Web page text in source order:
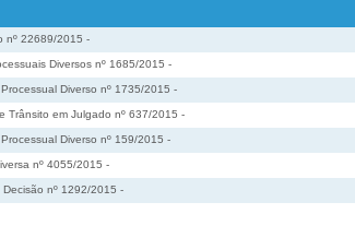
nº 22689/2015 -
Diversos nº 1685/2015 -
Diverso nº 1735/2015 -
Trânsito em Julgado nº 637/2015 -
Diverso nº 159/2015 -
nº 4055/2015 -
Decisão nº 1292/2015 -